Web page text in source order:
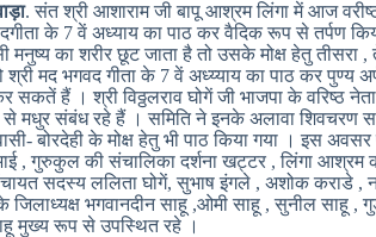
. संत श्री आशाराम जी बापू आश्रम लिंगा में आज
के 7 वें अध्याय का पाठ कर वैदिक रूप से तर्पण
मनुष्य का शरीर छूट जाता है तो उसके मोक्ष हेतु
मद भगवद गीता के 7 वें अध्य्याय का पाठ कर पुण्य
सकतें हैं । श्री विठ्ठलराव घोगें जी भाजपा के वरिष्ठ
मधुर संबंध रहे हैं । समिति ने इनके अलावा शिवचरण
बोरदेही के मोक्ष हेतु भी पाठ किया गया । इस
, गुरुकुल की संचालिका दर्शना खट्टर , लिंगा आश्रम
सदस्य ललिता घोगें, सुभाष इंगले , अशोक कराडे ,
जिलाध्यक्ष भगवानदीन साहू ,ओमी साहू , सुनील साहू ,
मुख्य रूप से उपस्थित रहे ।